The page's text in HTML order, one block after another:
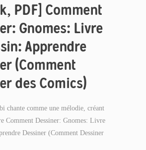
PDF] Comment
Gnomes: Livre
Apprendre
(Comment
des Comics)
chante comme une mélodie, créant
Comment Dessiner: Gnomes: Livre
Dessiner (Comment Dessiner